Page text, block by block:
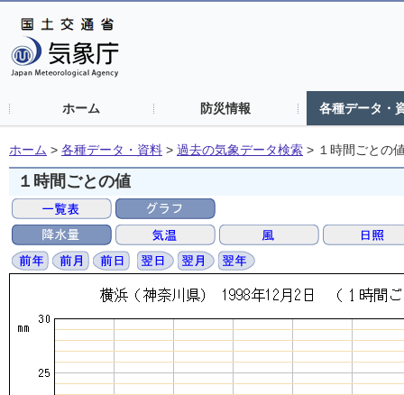
ホーム 防災情報 各種データ・
ホーム > 各種データ・資料 > 過去の気象データ検索 > １時間ごとの
１時間ごとの値